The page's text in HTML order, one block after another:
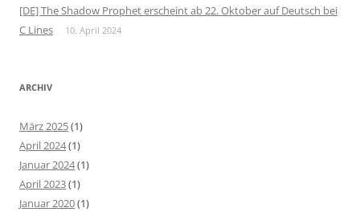
[DE] The Shadow Prophet erscheint ab 22. Oktober auf Deutsch bei
C Lines
10. April 2024
ARCHIV
März 2025(1)
April 2024(1)
Januar 2024(1)
April 2023(1)
Januar 2020(1)